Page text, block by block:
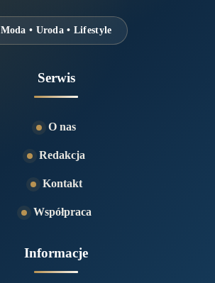
Moda • Uroda • Lifestyle
Serwis
O nas
Redakcja
Kontakt
Współpraca
Informacje